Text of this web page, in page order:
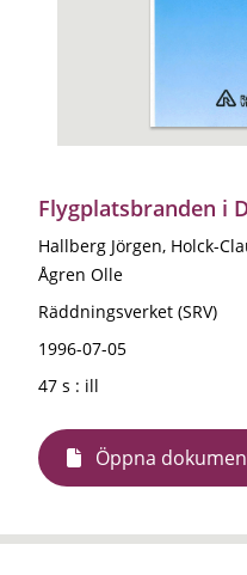
Flygplatsbranden i
Hallberg Jörgen, Holck-
Ågren Olle
Räddningsverket (SRV)
1996-07-05
47 s : ill
Öppna